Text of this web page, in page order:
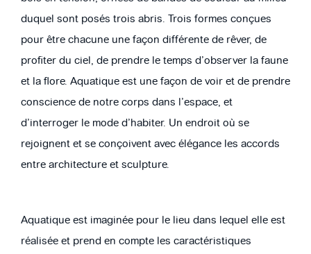
duquel sont posés trois abris. Trois formes conçues
pour être chacune une façon différente de rêver, de
profiter du ciel, de prendre le temps d’observer la faune
et la flore. Aquatique est une façon de voir et de prendre
conscience de notre corps dans l’espace, et
d’interroger le mode d’habiter. Un endroit où se
rejoignent et se conçoivent avec élégance les accords
entre architecture et sculpture.
Aquatique est imaginée pour le lieu dans lequel elle est
réalisée et prend en compte les caractéristiques